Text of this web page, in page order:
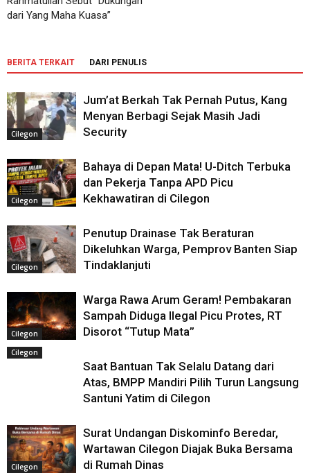
dari Yang Maha Kuasa”
BERITA TERKAIT DARI PENULIS
Cilegon
Jum’at Berkah Tak Pernah Putus, Kang
Menyan Berbagi Sejak Masih Jadi
Security
Cilegon
Bahaya di Depan Mata! U-Ditch Terbuka
dan Pekerja Tanpa APD Picu
Kekhawatiran di Cilegon
Cilegon
Penutup Drainase Tak Beraturan
Dikeluhkan Warga, Pemprov Banten Siap
Tindaklanjuti
Cilegon
Warga Rawa Arum Geram! Pembakaran
Sampah Diduga Ilegal Picu Protes, RT
Disorot “Tutup Mata”
Cilegon
Saat Bantuan Tak Selalu Datang dari
Atas, BMPP Mandiri Pilih Turun Langsung
Santuni Yatim di Cilegon
Cilegon
Surat Undangan Diskominfo Beredar,
Wartawan Cilegon Diajak Buka Bersama
di Rumah Dinas